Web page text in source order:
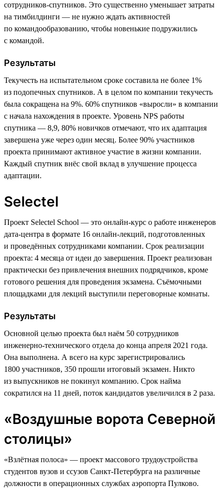
сотрудников-спутников. Это существенно уменьшает затраты
на тимбилдинги — не нужно ждать активностей
по командообразованию, чтобы новенькие подружились
с командой.
Результаты
Текучесть на испытательном сроке составила не более 1%
из подопечных спутников. А в целом по компании текучесть
была сокращена на 9%. 60% спутников «выросли» в компании
с начала нахождения в проекте. Уровень NPS работы
спутника — 8,9, 80% новичков отмечают, что их адаптация
завершена уже через один месяц. Более 90% участников
проекта принимают активное участие в жизни компании.
Каждый спутник внёс свой вклад в улучшение процесса
адаптации.
Selectel
Проект Selectel School — это онлайн-курс о работе инженеров
дата-центра в формате 16 онлайн-лекций, подготовленных
и проведённых сотрудниками компании. Срок реализации
проекта: 4 месяца от идеи до завершения. Проект реализован
практически без привлечения внешних подрядчиков, кроме
готового решения для проведения экзамена. Съёмочными
площадками для лекций выступили переговорные комнаты.
Результаты
Основной целью проекта был наём 50 сотрудников
инженерно-технического отдела до конца апреля 2021 года.
Она выполнена. А всего на курс зарегистрировались
1800 участников, 350 прошли итоговый экзамен. Никто
из выпускников не покинул компанию. Срок найма
сократился на 11 дней, поток кандидатов увеличился в 2 раза.
«Воздушные ворота Северной
столицы»
«Взлётная полоса» — проект массового трудоустройства
студентов вузов и ссузов Санкт-Петербурга на различные
должности в операционных службах аэропорта Пулково.